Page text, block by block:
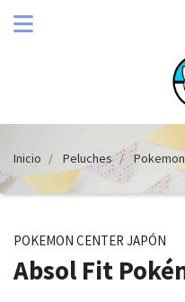
Inicio Peluches
POKEMON CENTER JAPÓN
Absol Fit